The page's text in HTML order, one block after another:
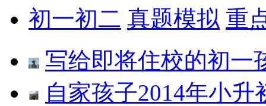
初一初二 真题模拟 重
写给即将住校的初一
自家孩子2014年小升